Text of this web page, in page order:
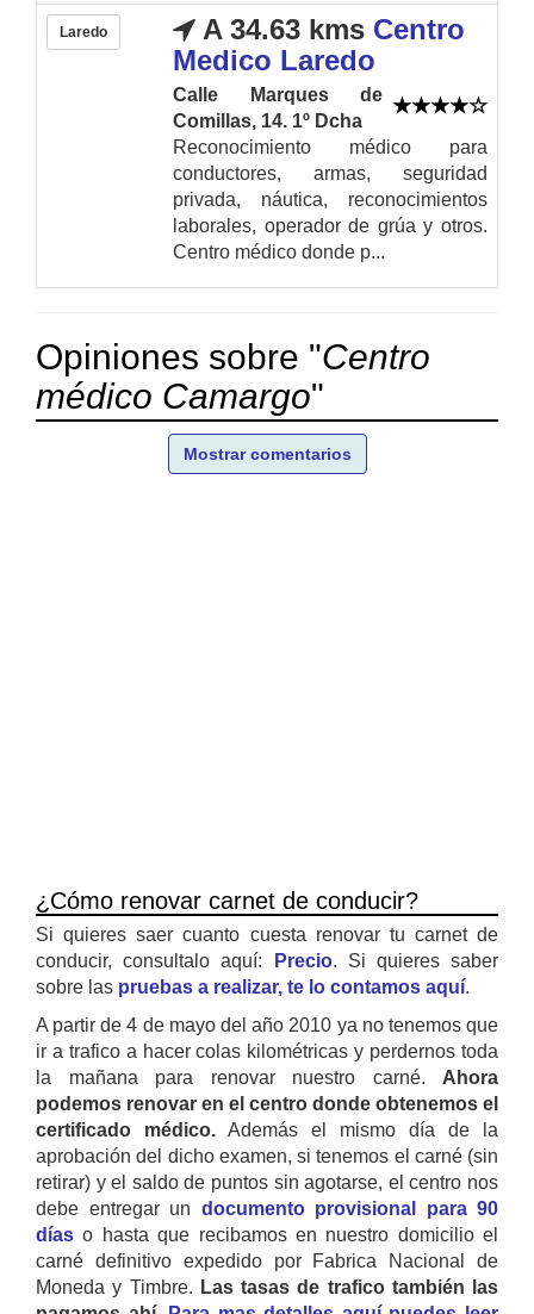
Laredo A 34.63 kms Centro
Medico Laredo
Calle Marques de
Comillas, 14. 1º Dcha
Reconocimiento médico para
conductores, armas, seguridad
privada, náutica, reconocimientos
laborales, operador de grúa y otros.
Centro médico donde p...
Opiniones sobre "Centro
médico Camargo"
Mostrar comentarios
¿Cómo renovar carnet de conducir?
Si quieres saer cuanto cuesta renovar tu carnet de
conducir, consultalo aquí:
Precio. Si quieres saber
sobre las pruebas a realizar, te lo contamos aquí.
A partir de 4 de mayo del año 2010 ya no tenemos que
ir a trafico a hacer colas kilométricas y perdernos toda
la mañana para renovar nuestro carné. Ahora
podemos renovar en el centro donde obtenemos el
certificado médico. Además el mismo día de la
aprobación del dicho examen, si tenemos el carné (sin
retirar) y el saldo de puntos sin agotarse, el centro nos
debe entregar un documento provisional para 90
días o hasta que recibamos en nuestro domicilio el
carné definitivo expedido por Fabrica Nacional de
Moneda y Timbre. Las tasas de trafico también las